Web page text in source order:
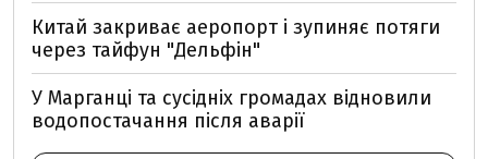
Китай закриває аеропорт і зупиняє потяги
через тайфун "Дельфін"
У Марганці та сусідніх громадах відновили
водопостачання після аварії